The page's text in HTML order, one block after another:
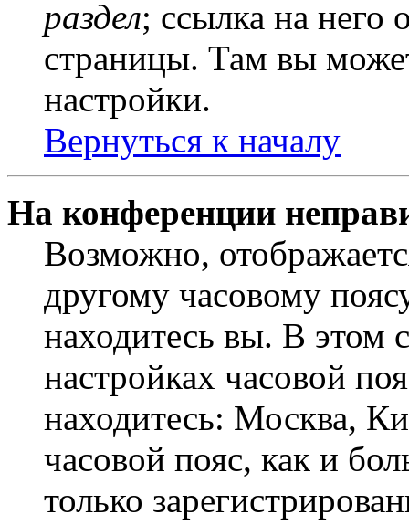
раздел; ссылка на него
страницы. Там вы
настройки.
Вернуться к началу
На конференции
Возможно,
другому часовому
находитесь вы. В этом
настройках часовой
находитесь: Москва,
часовой пояс, как и
только